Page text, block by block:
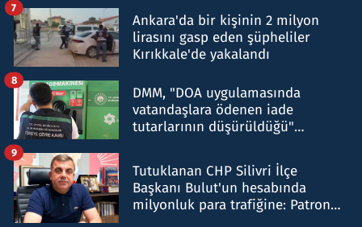
Ankara'da bir kişinin 2 milyon
lirasını gasp eden şüpheliler
Kırıkkale'de yakalandı
7
DMM, "DOA uygulamasında
vatandaşlara ödenen iade
tutarlarının düşürüldüğü"
8
Tutuklanan CHP Silivri İlçe
Başkanı Bulut'un hesabında
milyonluk para trafiğine: Patron
9